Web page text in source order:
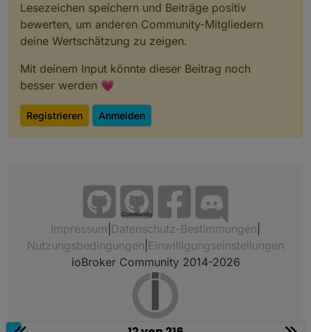
Lesezeichen speichern und Beiträge positiv
bewerten, um anderen Community-Mitgliedern
deine Wertschätzung zu zeigen.
Mit deinem Input könnte dieser Beitrag noch
besser werden 💗
Registrieren Anmelden
Community
Impressum Datenschutz-Bestimmungen
Nutzungsbedingungen Einwilligungseinstellungen
ioBroker Community 2014-2026